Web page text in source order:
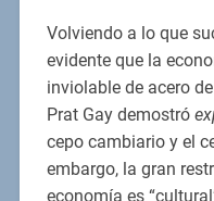
Volviendo a lo que
evidente que la
inviolable de acero
Prat Gay demostró
cepo cambiario y el
embargo, la gran
economía es